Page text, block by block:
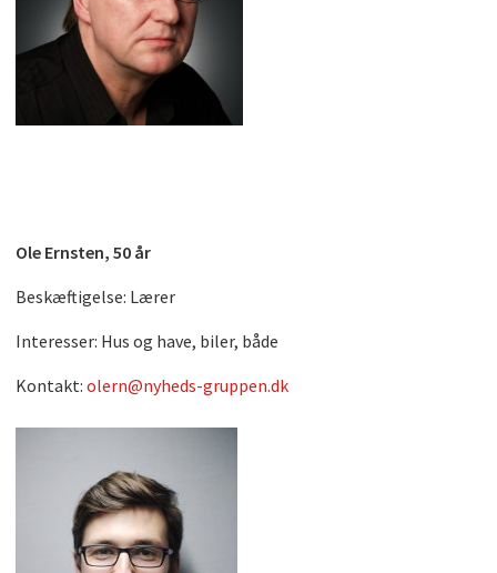
Ole Ernsten, 50 år
Beskæftigelse: Lærer
Interesser: Hus og have, biler, både
Kontakt: olern@nyheds-gruppen.dk